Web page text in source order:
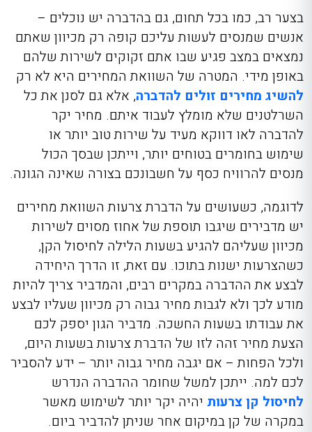
בצער רב, כמו בכל תחום, גם בהדברה יש נוכלים –
אנשים שמנסים לעשות עליכם קופה רק מכיוון שאתם
נמצאים במצב פגיע שבו אתם זקוקים לשירות שלהם
באופן מידי. המטרה של השוואת המחירים היא לא רק
להשיג מחירים זולים להדברה, אלא גם לסנן את כל
השרלטנים שלא מומלץ לעבוד איתם. מחיר יקר
להדברה לאו דווקא מעיד על שירות טוב יותר או
שימוש בחומרים בטוחים יותר, וייתכן שבסך הכול
מנסים להרוויח כסף על חשבונכם בצורה שאינה הגונה.
לדוגמה, כשעושים על הדברת צרעות השוואת מחירים
יש מדבירים שיגבו תוספת של אחוז מסוים לשירות
מכיוון שעליהם להגיע בשעות הלילה לחיסול הקן,
כשהצרעות ישנות בתוכו. עם זאת, זו הדרך היחידה
לבצע את ההדברה במקרים רבים, והמדביר צריך להיות
מודע לכך ולא לגבות מחיר גבוה רק מכיוון שעליו לבצע
את עבודתו בשעות החשכה. מדביר הגון יספק לכם
הצעת מחיר זהה לזו של הדברת צרעות בשעות היום,
ולכל הפחות – אם יגבה מחיר גבוה יותר – ידע להסביר
לכם למה. ייתכן למשל שחומר ההדברה הנדרש
לחיסול קן צרעות יהיה יקר יותר לשימוש מאשר
במקרה של קן במיקום אחר שניתן להדביר ביום.